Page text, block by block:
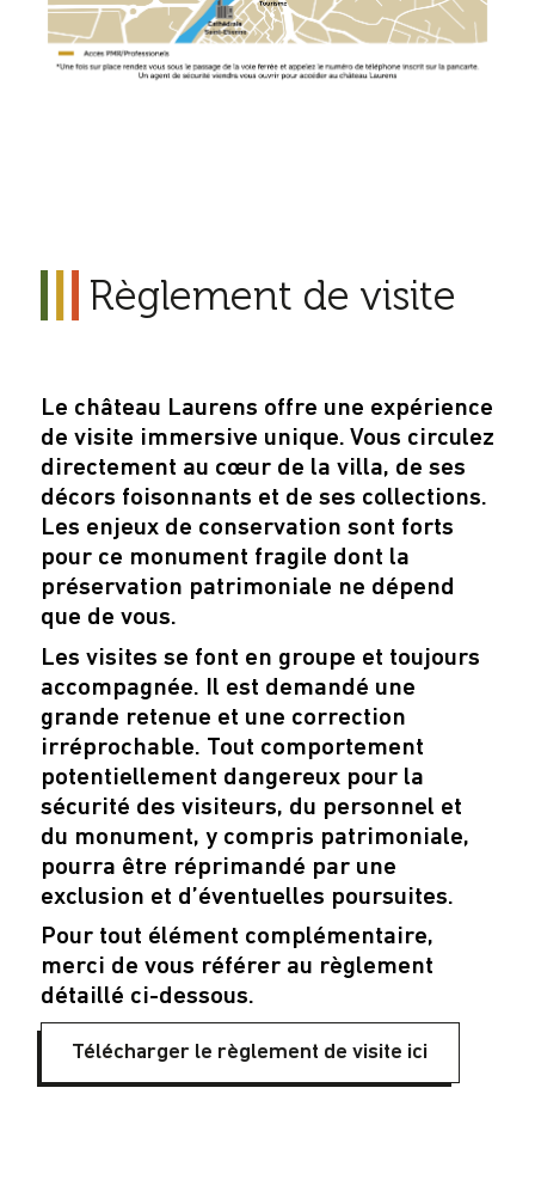
Règlement de visite
Le château Laurens offre une expérience
de visite immersive unique. Vous circulez
directement au cœur de la villa, de ses
décors foisonnants et de ses collections.
Les enjeux de conservation sont forts
pour ce monument fragile dont la
préservation patrimoniale ne dépend
que de vous.
Les visites se font en groupe et toujours
accompagnée. Il est demandé une
grande retenue et une correction
irréprochable. Tout comportement
potentiellement dangereux pour la
sécurité des visiteurs, du personnel et
du monument, y compris patrimoniale,
pourra être réprimandé par une
exclusion et d’éventuelles poursuites.
Pour tout élément complémentaire,
merci de vous référer au règlement
détaillé ci-dessous.
Télécharger le règlement de visite ici